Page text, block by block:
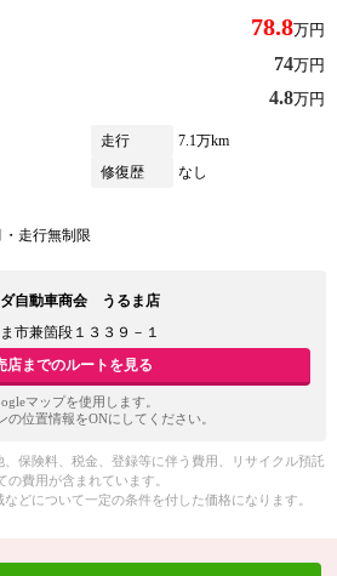
78.8万円
74万円
4.8万円
走行
7.1万km
修復歴
なし
走行無制限
自動車商会 うるま店
市兼箇段１３３９－１
店までのルートを見る
マップを使用します。
の位置情報をONにしてください。
保険料、税金、登録等に伴う費用、リサイクル預託
費用が含まれています。
どについて一定の条件を付した価格になります。